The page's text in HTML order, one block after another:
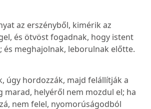
az erszényből, kimérik az
és ötvöst fogadnak, hogy istent
és meghajolnak, leborulnak előtte.
úgy hordozzák, majd felállítják a
marad, helyéről nem mozdul el; ha
nem felel, nyomorúságodból